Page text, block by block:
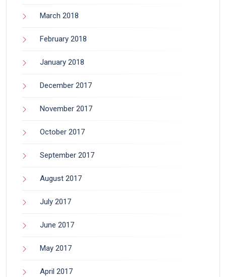
March 2018
February 2018
January 2018
December 2017
November 2017
October 2017
September 2017
August 2017
July 2017
June 2017
May 2017
April 2017